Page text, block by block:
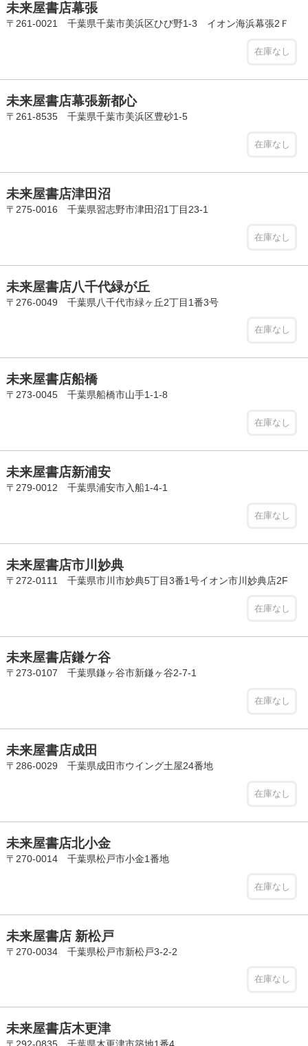
未来屋書店幕張
〒261-0021 千葉県千葉市美浜区ひび野1-3 イオン海浜幕張2Ｆ
在庫なし
未来屋書店幕張新都心
〒261-8535 千葉県千葉市美浜区豊砂1-5
在庫なし
未来屋書店津田沼
〒275-0016 千葉県習志野市津田沼1丁目23-1
在庫なし
未来屋書店八千代緑が丘
〒276-0049 千葉県八千代市緑ヶ丘2丁目1番3号
在庫なし
未来屋書店船橋
〒273-0045 千葉県船橋市山手1-1-8
在庫なし
未来屋書店新浦安
〒279-0012 千葉県浦安市入船1-4-1
在庫なし
未来屋書店市川妙典
〒272-0111 千葉県市川市妙典5丁目3番1号イオン市川妙典店2F
在庫なし
未来屋書店鎌ケ谷
〒273-0107 千葉県鎌ヶ谷市新鎌ヶ谷2-7-1
在庫なし
未来屋書店成田
〒286-0029 千葉県成田市ウイング土屋24番地
在庫なし
未来屋書店北小金
〒270-0014 千葉県松戸市小金1番地
在庫なし
未来屋書店 新松戸
〒270-0034 千葉県松戸市新松戸3-2-2
在庫なし
未来屋書店木更津